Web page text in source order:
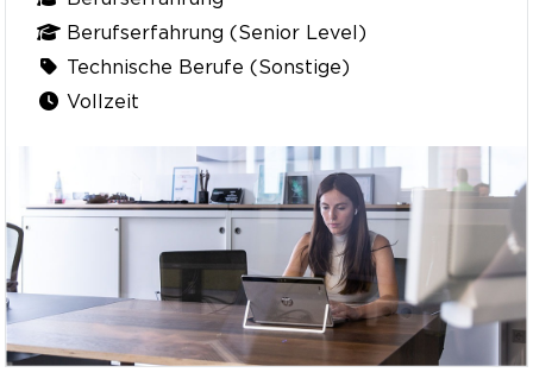
Berufserfahrung (Senior Level)
Technische Berufe (Sonstige)
Vollzeit